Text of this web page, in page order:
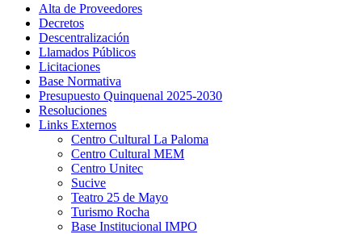
Alta de Proveedores
Decretos
Descentralización
Llamados Públicos
Licitaciones
Base Normativa
Presupuesto Quinquenal 2025-2030
Resoluciones
Links Externos
Centro Cultural La Paloma
Centro Cultural MEM
Centro Unitec
Sucive
Teatro 25 de Mayo
Turismo Rocha
Base Institucional IMPO